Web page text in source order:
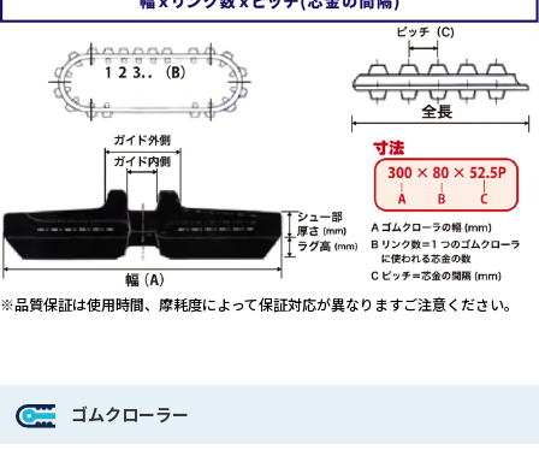
※品質保証は使用時間、摩耗度によって保証対応が異なりますご注意ください。
ゴムクローラー